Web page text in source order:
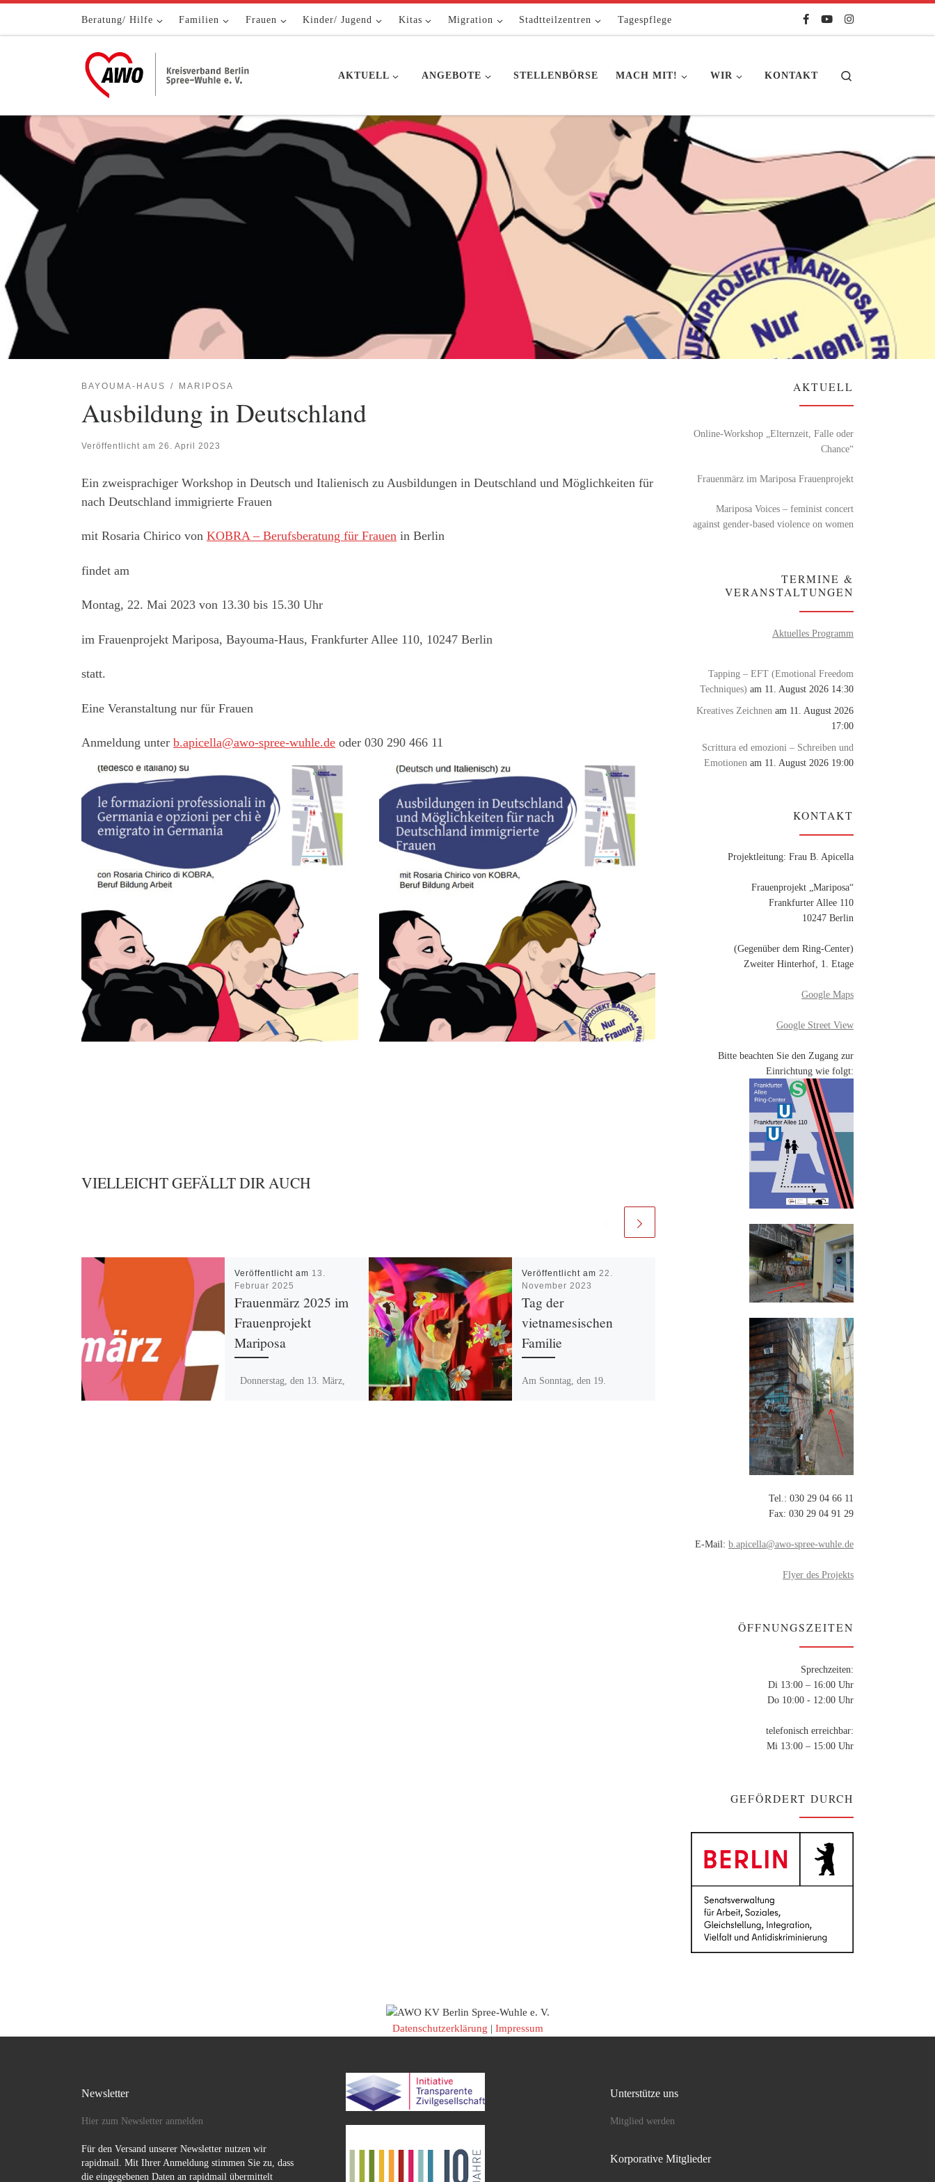
Zum Inhalt springenBeratung/ Hilfe Familien Frauen Kinder/ Jugend Kitas Migration Stadtteilzentren Tagespflege
AKTUELL ANGEBOTE STELLENBÖRSE MACH MIT! WIR KONTAKT
BAYOUMA-HAUS MARIPOSA
Ausbildung in Deutschland
Veröffentlicht am 26. April 2023
Ein zweisprachiger Workshop in Deutsch und Italienisch zu Ausbildungen in Deutschland und Möglichkeiten für
nach Deutschland immigrierte Frauen
mit Rosaria Chirico von KOBRA – Berufsberatung für Frauen in Berlin
findet am
Montag, 22. Mai 2023 von 13.30 bis 15.30 Uhr
im Frauenprojekt Mariposa, Bayouma-Haus, Frankfurter Allee 110, 10247 Berlin
statt.
Eine Veranstaltung nur für Frauen
Anmeldung unter b.apicella@awo-spree-wuhle.de oder 030 290 466 11
VIELLEICHT GEFÄLLT DIR AUCH
Veröffentlicht am 13.
Februar 2025
Frauenmärz 2025 im
Frauenprojekt
Mariposa
Donnerstag, den 13. März,
Veröffentlicht am 22.
November 2023
Tag der
vietnamesischen
Familie
Am Sonntag, den 19.
Veröffentlicht am
Oktober 2022
Bürger*innensprechst
unde im Bayouma-
Haus
Im Rahmen seiner monatlichen
Bürger*innen-Sprechstunde in
verschiedenen Ortsteilen im
Bezirk, besuchte im September
der Bezirksstadtrat für Arbeit,
Bürgerdiente und Soziales,
Herr Oliver […]
AKTUELL
Online-Workshop „Elternzeit, Falle oder
Chance“
Frauenmärz im Mariposa Frauenprojekt
Mariposa Voices – feminist concert
against gender-based violence on women
TERMINE &
VERANSTALTUNGEN
Aktuelles Programm
Tapping – EFT (Emotional Freedom
Techniques) am 11. August 2026 14:30
Kreatives Zeichnen am 11. August 2026
17:00
Scrittura ed emozioni – Schreiben und
Emotionen am 11. August 2026 19:00
KONTAKT
Projektleitung: Frau B. Apicella
Frauenprojekt „Mariposa“
Frankfurter Allee 110
10247 Berlin
(Gegenüber dem Ring-Center)
Zweiter Hinterhof, 1. Etage
Google Maps
Google Street View
Bitte beachten Sie den Zugang zur
Einrichtung wie folgt:
Tel.: 030 29 04 66 11
Fax: 030 29 04 91 29
E-Mail: b.apicella@awo-spree-wuhle.de
Flyer des Projekts
ÖFFNUNGSZEITEN
Sprechzeiten:
Di 13:00 – 16:00 Uhr
Do 10:00 - 12:00 Uhr
telefonisch erreichbar:
Mi 13:00 – 15:00 Uhr
GEFÖRDERT DURCH
Datenschutzerklärung | Impressum
Newsletter
Hier zum Newsletter anmelden
Für den Versand unserer Newsletter nutzen wir
rapidmail. Mit Ihrer Anmeldung stimmen Sie zu, dass
die eingegebenen Daten an rapidmail übermittelt
Unterstütze uns
Mitglied werden
Korporative Mitglieder